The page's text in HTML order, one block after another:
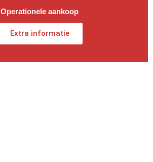
Operationele aankoop
Extra informatie